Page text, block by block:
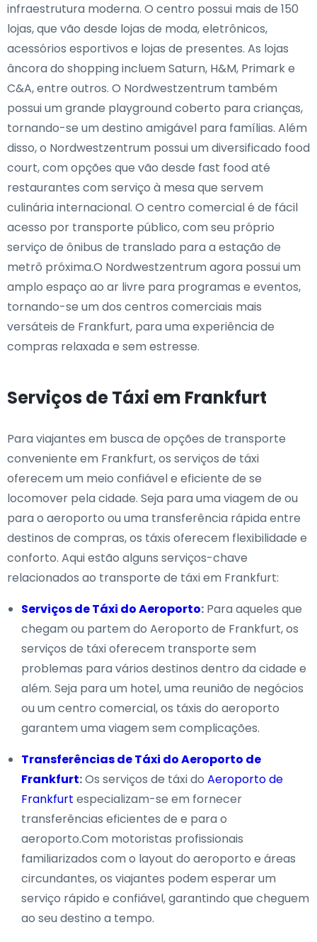
infraestrutura moderna. O centro possui mais de 150
lojas, que vão desde lojas de moda, eletrônicos,
acessórios esportivos e lojas de presentes. As lojas
âncora do shopping incluem Saturn, H&M, Primark e
C&A, entre outros. O Nordwestzentrum também
possui um grande playground coberto para crianças,
tornando-se um destino amigável para famílias. Além
disso, o Nordwestzentrum possui um diversificado food
court, com opções que vão desde fast food até
restaurantes com serviço à mesa que servem
culinária internacional. O centro comercial é de fácil
acesso por transporte público, com seu próprio
serviço de ônibus de translado para a estação de
metrô próxima.O Nordwestzentrum agora possui um
amplo espaço ao ar livre para programas e eventos,
tornando-se um dos centros comerciais mais
versáteis de Frankfurt, para uma experiência de
compras relaxada e sem estresse.
Serviços de Táxi em Frankfurt
Para viajantes em busca de opções de transporte
conveniente em Frankfurt, os serviços de táxi
oferecem um meio confiável e eficiente de se
locomover pela cidade. Seja para uma viagem de ou
para o aeroporto ou uma transferência rápida entre
destinos de compras, os táxis oferecem flexibilidade e
conforto. Aqui estão alguns serviços-chave
relacionados ao transporte de táxi em Frankfurt:
Serviços de Táxi do Aeroporto: Para aqueles que
chegam ou partem do Aeroporto de Frankfurt, os
serviços de táxi oferecem transporte sem
problemas para vários destinos dentro da cidade e
além. Seja para um hotel, uma reunião de negócios
ou um centro comercial, os táxis do aeroporto
garantem uma viagem sem complicações.
Transferências de Táxi do Aeroporto de
Frankfurt:Os serviços de táxi do Aeroporto de
Frankfurt especializam-se em fornecer
transferências eficientes de e para o
aeroporto.Com motoristas profissionais
familiarizados com o layout do aeroporto e áreas
circundantes, os viajantes podem esperar um
serviço rápido e confiável, garantindo que cheguem
ao seu destino a tempo.